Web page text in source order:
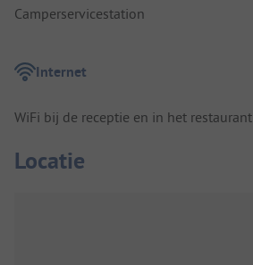
Camperservicestation
Internet
WiFi bij de receptie en in het restaurant
Locatie